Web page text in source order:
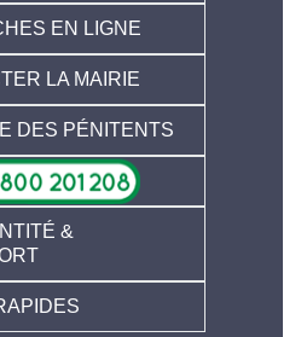
EN LIGNE
LA MAIRIE
DES PÉNITENTS
&